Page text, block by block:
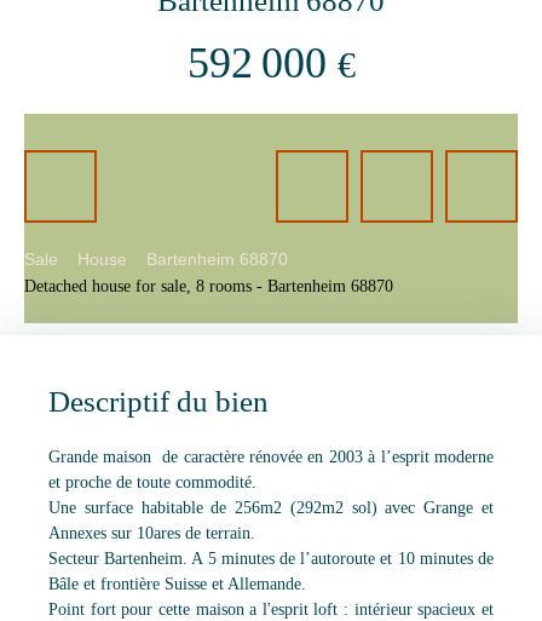
592 000 €
Sale House
Bartenheim 68870
Detached house for sale, 8 rooms - Bartenheim 68870
Descriptif du bien
Grande maison de caractère rénovée en 2003 à l’esprit moderne
et proche de toute commodité.
Une surface habitable de 256m2 (292m2 sol) avec Grange et
Annexes sur 10ares de terrain.
Secteur Bartenheim. A 5 minutes de l’autoroute et 10 minutes de
Bâle et frontière Suisse et Allemande.
Point fort pour cette maison a l'esprit loft : intérieur spacieux et